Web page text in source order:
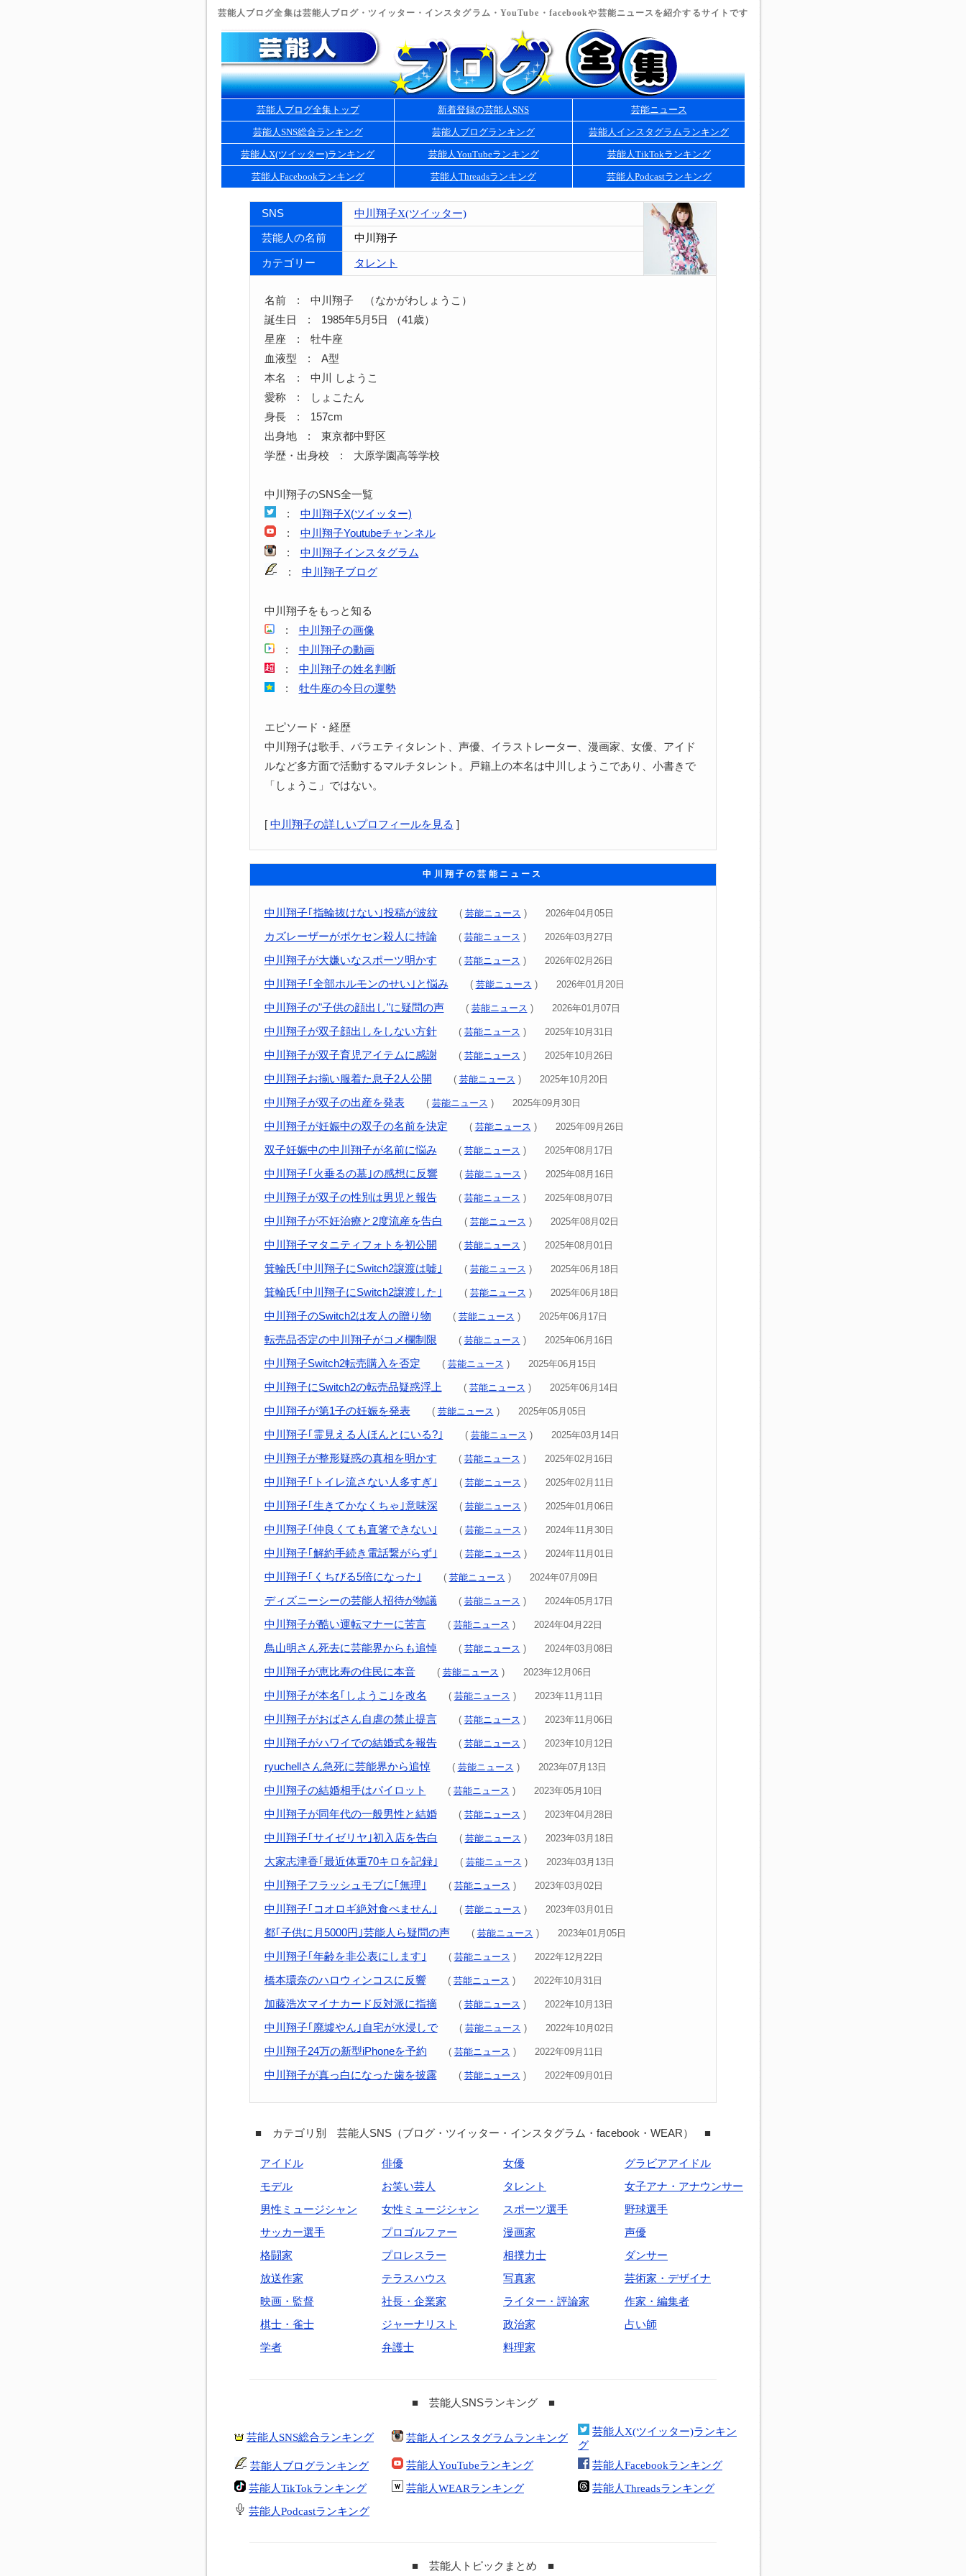
芸能人ブログ全集は芸能人ブログ・ツイッター・インスタグラム・YouTube・facebookや芸能ニュースを紹介するサイトです
芸能人ブログ全集トップ 新着登録の芸能人SNS 芸能ニュース
芸能人SNS総合ランキング 芸能人ブログランキング 芸能人インスタグラムランキング
芸能人X(ツイッター)ランキング 芸能人YouTubeランキング 芸能人TikTokランキング
芸能人Facebookランキング 芸能人Threadsランキング 芸能人Podcastランキング
SNS 中川翔子X(ツイッター)
芸能人の名前 中川翔子
カテゴリー タレント
名前 : 中川翔子 （なかがわしょうこ）
誕生日 : 1985年5月5日 （41歳）
星座 : 牡牛座
血液型 : A型
本名 : 中川 しようこ
愛称 : しょこたん
身長 : 157cm
出身地 : 東京都中野区
学歴・出身校 : 大原学園高等学校
中川翔子のSNS全一覧
: 中川翔子X(ツイッター)
: 中川翔子Youtubeチャンネル
: 中川翔子インスタグラム
: 中川翔子ブログ
中川翔子をもっと知る
: 中川翔子の画像
: 中川翔子の動画
: 中川翔子の姓名判断
: 牡牛座の今日の運勢
エピソード・経歴
中川翔子は歌手、バラエティタレント、声優、イラストレーター、漫画家、女優、アイド
ルなど多方面で活動するマルチタレント。戸籍上の本名は中川しようこであり、小書きで
「しょうこ」ではない。
[ 中川翔子の詳しいプロフィールを見る ]
中川翔子の芸能ニュース
中川翔子｢指輪抜けない｣投稿が波紋 ( 芸能ニュース ) 2026年04月05日
カズレーザーがポケセン殺人に持論 ( 芸能ニュース ) 2026年03月27日
中川翔子が大嫌いなスポーツ明かす ( 芸能ニュース ) 2026年02月26日
中川翔子｢全部ホルモンのせい｣と悩み ( 芸能ニュース ) 2026年01月20日
中川翔子の"子供の顔出し"に疑問の声 ( 芸能ニュース ) 2026年01月07日
中川翔子が双子顔出しをしない方針 ( 芸能ニュース ) 2025年10月31日
中川翔子が双子育児アイテムに感謝 ( 芸能ニュース ) 2025年10月26日
中川翔子お揃い服着た息子2人公開 ( 芸能ニュース ) 2025年10月20日
中川翔子が双子の出産を発表 ( 芸能ニュース ) 2025年09月30日
中川翔子が妊娠中の双子の名前を決定 ( 芸能ニュース ) 2025年09月26日
双子妊娠中の中川翔子が名前に悩み ( 芸能ニュース ) 2025年08月17日
中川翔子｢火垂るの墓｣の感想に反響 ( 芸能ニュース ) 2025年08月16日
中川翔子が双子の性別は男児と報告 ( 芸能ニュース ) 2025年08月07日
中川翔子が不妊治療と2度流産を告白 ( 芸能ニュース ) 2025年08月02日
中川翔子マタニティフォトを初公開 ( 芸能ニュース ) 2025年08月01日
箕輪氏｢中川翔子にSwitch2譲渡は嘘｣ ( 芸能ニュース ) 2025年06月18日
箕輪氏｢中川翔子にSwitch2譲渡した｣ ( 芸能ニュース ) 2025年06月18日
中川翔子のSwitch2は友人の贈り物 ( 芸能ニュース ) 2025年06月17日
転売品否定の中川翔子がコメ欄制限 ( 芸能ニュース ) 2025年06月16日
中川翔子Switch2転売購入を否定 ( 芸能ニュース ) 2025年06月15日
中川翔子にSwitch2の転売品疑惑浮上 ( 芸能ニュース ) 2025年06月14日
中川翔子が第1子の妊娠を発表 ( 芸能ニュース ) 2025年05月05日
中川翔子｢霊見える人ほんとにいる?｣ ( 芸能ニュース ) 2025年03月14日
中川翔子が整形疑惑の真相を明かす ( 芸能ニュース ) 2025年02月16日
中川翔子｢トイレ流さない人多すぎ｣ ( 芸能ニュース ) 2025年02月11日
中川翔子｢生きてかなくちゃ｣意味深 ( 芸能ニュース ) 2025年01月06日
中川翔子｢仲良くても直箸できない｣ ( 芸能ニュース ) 2024年11月30日
中川翔子｢解約手続き電話繋がらず｣ ( 芸能ニュース ) 2024年11月01日
中川翔子｢くちびる5倍になった｣ ( 芸能ニュース ) 2024年07月09日
ディズニーシーの芸能人招待が物議 ( 芸能ニュース ) 2024年05月17日
中川翔子が酷い運転マナーに苦言 ( 芸能ニュース ) 2024年04月22日
鳥山明さん死去に芸能界からも追悼 ( 芸能ニュース ) 2024年03月08日
中川翔子が恵比寿の住民に本音 ( 芸能ニュース ) 2023年12月06日
中川翔子が本名｢しようこ｣を改名 ( 芸能ニュース ) 2023年11月11日
中川翔子がおばさん自虐の禁止提言 ( 芸能ニュース ) 2023年11月06日
中川翔子がハワイでの結婚式を報告 ( 芸能ニュース ) 2023年10月12日
ryuchellさん急死に芸能界から追悼 ( 芸能ニュース ) 2023年07月13日
中川翔子の結婚相手はパイロット ( 芸能ニュース ) 2023年05月10日
中川翔子が同年代の一般男性と結婚 ( 芸能ニュース ) 2023年04月28日
中川翔子｢サイゼリヤ｣初入店を告白 ( 芸能ニュース ) 2023年03月18日
大家志津香｢最近体重70キロを記録｣ ( 芸能ニュース ) 2023年03月13日
中川翔子フラッシュモブに｢無理｣ ( 芸能ニュース ) 2023年03月02日
中川翔子｢コオロギ絶対食べません｣ ( 芸能ニュース ) 2023年03月01日
都｢子供に月5000円｣芸能人ら疑問の声 ( 芸能ニュース ) 2023年01月05日
中川翔子｢年齢を非公表にします｣ ( 芸能ニュース ) 2022年12月22日
橋本環奈のハロウィンコスに反響 ( 芸能ニュース ) 2022年10月31日
加藤浩次マイナカード反対派に指摘 ( 芸能ニュース ) 2022年10月13日
中川翔子｢廃墟やん｣自宅が水浸しで ( 芸能ニュース ) 2022年10月02日
中川翔子24万の新型iPhoneを予約 ( 芸能ニュース ) 2022年09月11日
中川翔子が真っ白になった歯を披露 ( 芸能ニュース ) 2022年09月01日
■ カテゴリ別 芸能人SNS（ブログ・ツイッター・インスタグラム・facebook・WEAR） ■
アイドル 俳優 女優
グラビアアイドル
モデル
お笑い芸人 タレント
女子アナ・アナウンサー
男性ミュージシャン
女性ミュージシャン スポーツ選手
野球選手
サッカー選手
プロゴルファー 漫画家
声優
格闘家
プロレスラー 相撲力士
ダンサー
放送作家
テラスハウス 写真家
芸術家・デザイナ
映画・監督
社長・企業家 ライター・評論家
作家・編集者
棋士・雀士
ジャーナリスト 政治家
占い師
学者
弁護士 料理家
■ 芸能人SNSランキング ■
芸能人SNS総合ランキング 芸能人インスタグラムランキング
芸能人X(ツイッター)ランキン
グ
芸能人ブログランキング
芸能人YouTubeランキング
芸能人Facebookランキング
芸能人TikTokランキング
芸能人WEARランキング
芸能人Threadsランキング
芸能人Podcastランキング
■ 芸能人トピックまとめ ■